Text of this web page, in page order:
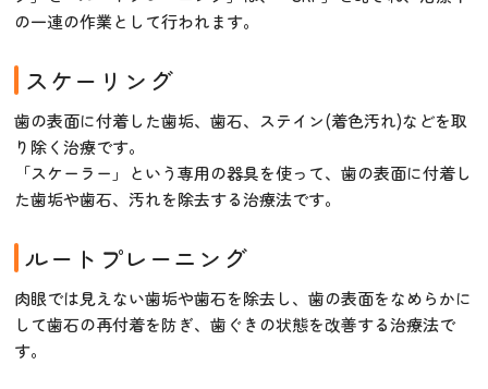
の一連の作業として行われます。
スケーリング
歯の表面に付着した歯垢、歯石、ステイン(着色汚れ)などを取
り除く治療です。
「スケーラー」という専用の器具を使って、歯の表面に付着し
た歯垢や歯石、汚れを除去する治療法です。
ルートプレーニング
肉眼では見えない歯垢や歯石を除去し、歯の表面をなめらかに
して歯石の再付着を防ぎ、歯ぐきの状態を改善する治療法で
す。